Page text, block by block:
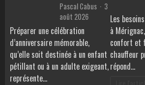
Pascal Cabus
3
août 2026
Préparer une célébration
d’anniversaire mémorable,
qu’elle soit destinée à un enfant
pétillant ou à un adulte exigeant,
représente…
Les
à
confort et
chauffeur
répond…